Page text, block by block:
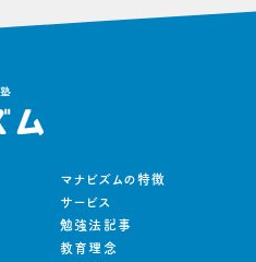
マナビズムの特徴
サービス
勉強法記事
教育理念